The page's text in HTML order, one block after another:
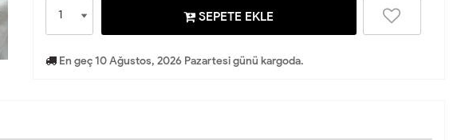
SEPETE EKLE
En geç 10 Ağustos, 2026 Pazartesi günü kargoda.